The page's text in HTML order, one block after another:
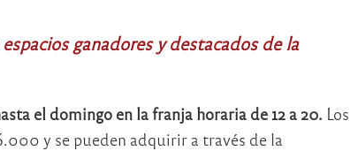
ganadores y destacados de la
el domingo en la franja horaria de 12 a 20. Los
y se pueden adquirir a través de la